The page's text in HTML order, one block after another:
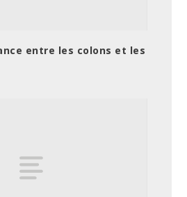
entre les colons et les